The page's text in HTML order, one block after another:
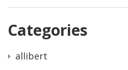
Categories
allibert